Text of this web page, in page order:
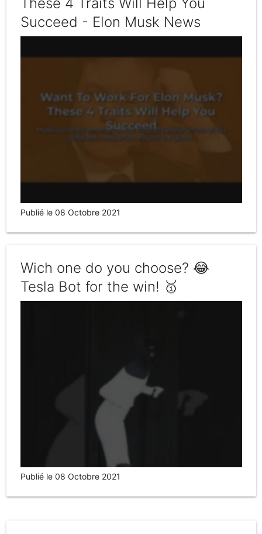
These 4 Traits Will Help You
Succeed - Elon Musk News
Publié le 08 Octobre 2021
Wich one do you choose? 😂
Tesla Bot for the win! 🥇
Publié le 08 Octobre 2021